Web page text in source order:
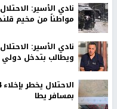
مواطناً من مخيم
نادي الأسير:
ويطالب بتدخل
بمسافر يطا